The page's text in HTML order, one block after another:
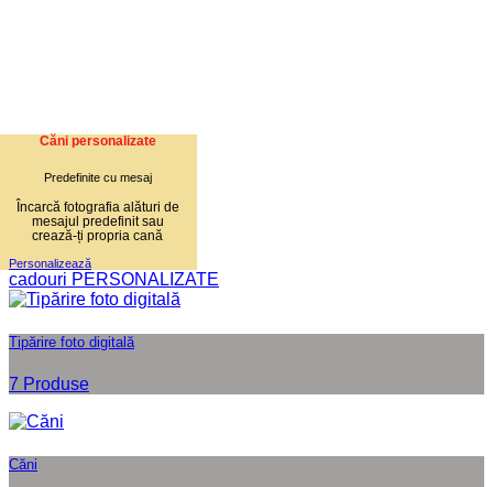
Căni personalizate
Predefinite cu mesaj
Încarcă fotografia alături de
mesajul predefinit sau
crează-ți propria cană
Personalizează
cadouri PERSONALIZATE
Tipărire foto digitală
7 Produse
Căni